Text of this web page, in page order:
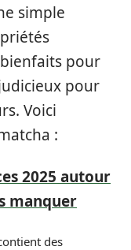
simple
pour
pour
Voici
:
2025 autour
manquer
des